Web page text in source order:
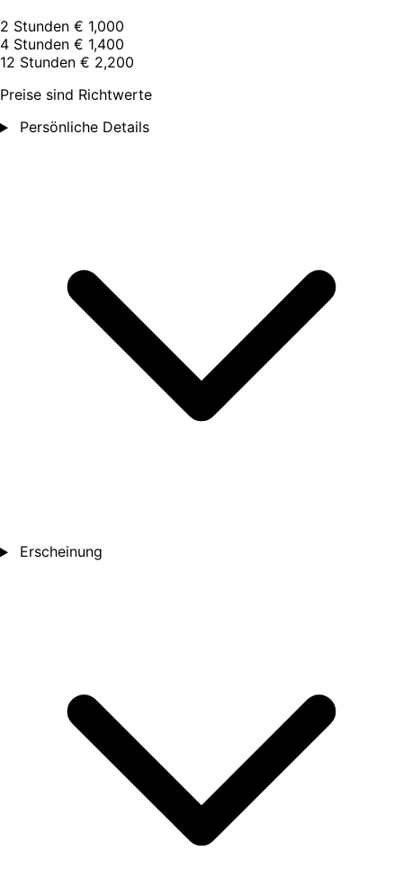
2 Stunden € 1,000
4 Stunden € 1,400
12 Stunden € 2,200
Preise sind Richtwerte
Persönliche Details
Erscheinung